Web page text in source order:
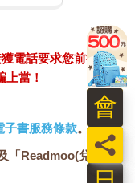
一輛卡車衝他疾馳而
定地說：「他不能撞
。我就不讓。」最
這樣的判斷無法救回
為不讓開我就會死。
家認為C錯，商人認為
電話要求您前往
當！
子書服務條款。
「Readmoo(兌換員
會